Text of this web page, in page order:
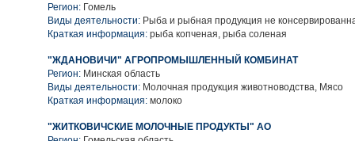
Регион: Гомель
Виды деятельности: Рыба и рыбная продукция не
Краткая информация: рыба копченая, рыба соленая
"ЖДАНОВИЧИ" АГРОПРОМЫШЛЕННЫЙ КОМБИНАТ
Регион: Минская область
Виды деятельности: Молочная продукция животноводства, Мясо
Краткая информация: молоко
"ЖИТКОВИЧСКИЕ МОЛОЧНЫЕ ПРОДУКТЫ" АО